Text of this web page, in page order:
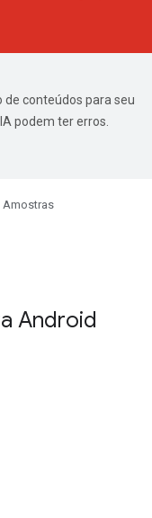
de conteúdos para seu
podem ter erros.
Amostras
Android